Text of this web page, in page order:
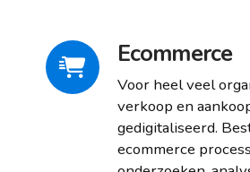
Ecommerce
Voor heel veel
verkoop en
gedigitaliseerd.
ecommerce